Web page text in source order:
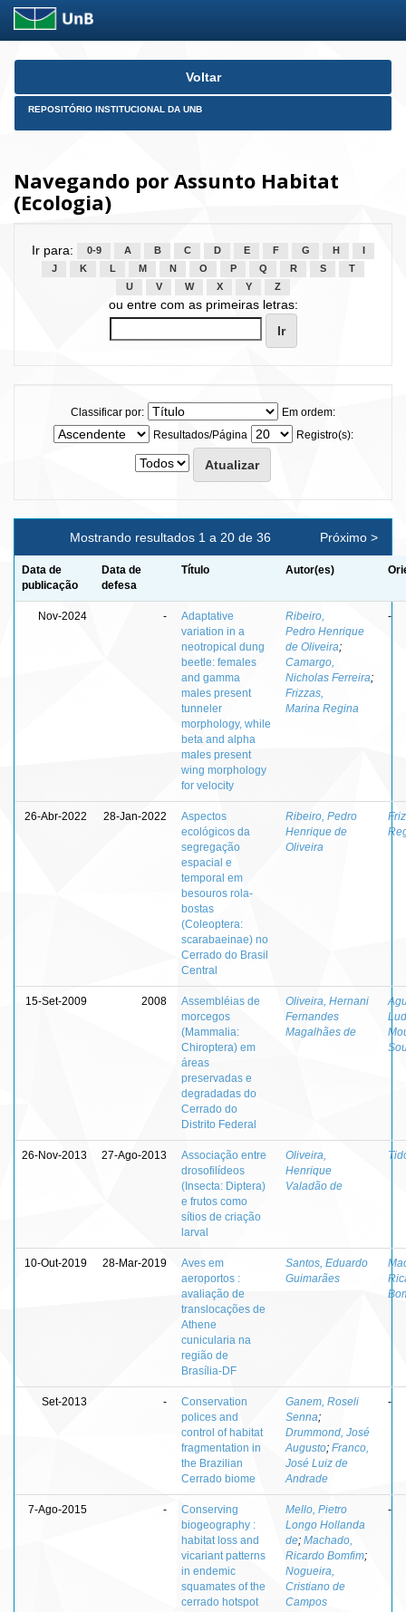
Skip
Voltar
REPOSITÓRIO INSTITUCIONAL DA UNB
Navegando por Assunto Habitat
(Ecologia)
Ir para: 0-9 A B C D E F G H
J
K L M N O P Q R S
T
U
V W X Y Z
ou entre com as primeiras letras:
Classificar por:
Em ordem:
Resultados/Página
Registro(s):
Mostrando resultados 1 a 20 de 36 Próximo >
Data de
publicação
Data de
defesa
Título Autor(es)
Nov-2024 -
Adaptative
variation in a
neotropical dung
beetle: females
and gamma
males present
tunneler
morphology, while
beta and alpha
males present
wing morphology
for velocity
Ribeiro,
Pedro Henrique
de Oliveira;
Camargo,
Nicholas Ferreira;
Frizzas,
Marina Regina
-
26-Abr-2022 28-Jan-2022
Aspectos
ecológicos da
segregação
espacial e
temporal em
besouros rola-
bostas
(Coleoptera:
scarabaeinae) no
Cerrado do Brasil
Central
Ribeiro, Pedro
Henrique de
Oliveira
15-Set-2009 2008
Assembléias de
morcegos
(Mammalia:
Chiroptera) em
áreas
preservadas e
degradadas do
Cerrado do
Distrito Federal
Oliveira, Hernani
Fernandes
Magalhães de
26-Nov-2013 27-Ago-2013
Associação entre
drosofilídeos
(Insecta: Diptera)
e frutos como
sítios de criação
larval
Oliveira,
Henrique
Valadão de
10-Out-2019 28-Mar-2019
Aves em
aeroportos :
avaliação de
translocações de
Athene
cunicularia na
região de
Brasília-DF
Santos, Eduardo
Guimarães
Set-2013 -
Conservation
polices and
control of habitat
fragmentation in
the Brazilian
Cerrado biome
Ganem, Roseli
Senna;
Drummond, José
Augusto; Franco,
José Luiz de
Andrade
-
7-Ago-2015 -
Conserving
biogeography :
habitat loss and
vicariant patterns
in endemic
squamates of the
cerrado hotspot
Mello, Pietro
Longo Hollanda
de; Machado,
Ricardo Bomfim;
Nogueira,
Cristiano de
Campos
-